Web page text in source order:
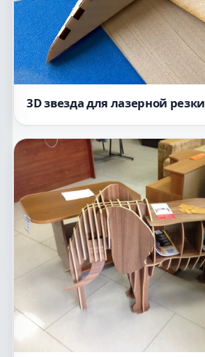
3D звезда для лазерной резки